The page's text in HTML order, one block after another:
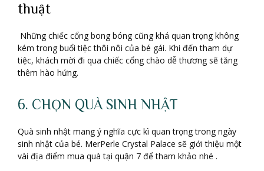
thuật
Những chiếc cổng bong bóng cũng khá quan trọng không
kém trong buổi tiệc thôi nôi của bé gái. Khi đến tham dự
tiệc, khách mời đi qua chiếc cổng chào dễ thương sẽ tăng
thêm hào hứng.
6. CHỌN QUÀ SINH NHẬT
Quà sinh nhật mang ý nghĩa cực kì quan trọng trong ngày
sinh nhật của bé. MerPerle Crystal Palace sẽ giới thiệu một
vài địa điểm mua quà tại quận 7 để tham khảo nhé .